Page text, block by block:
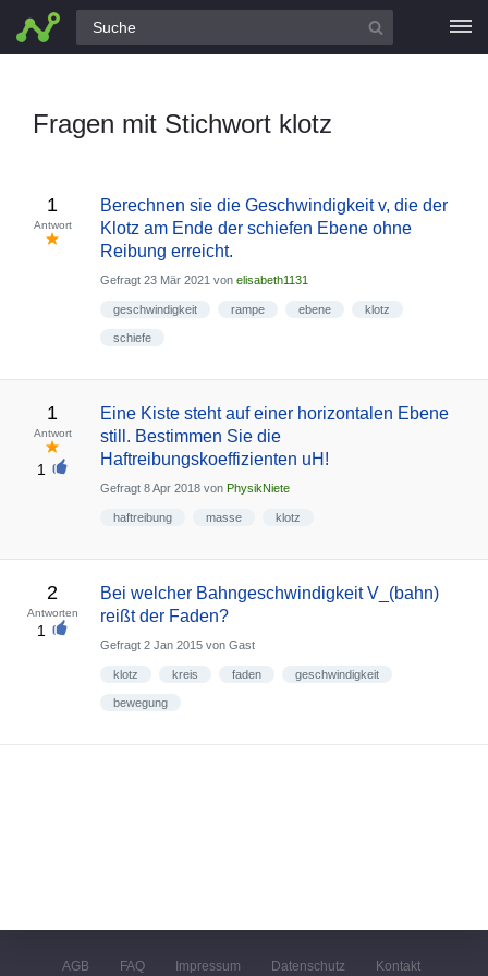
Alle Fragen
Fragen mit Stichwort klotz
1
Antwort
Berechnen sie die Geschwindigkeit v, die der
Klotz am Ende der schiefen Ebene ohne
Reibung erreicht.
Gefragt 23 Mär 2021 von elisabeth1131
geschwindigkeit rampe ebene klotz
schiefe
1
Antwort
1
Eine Kiste steht auf einer horizontalen Ebene
still. Bestimmen Sie die
Haftreibungskoeffizienten uH!
Gefragt 8 Apr 2018 von PhysikNiete
haftreibung masse klotz
2
Antworten
1
Bei welcher Bahngeschwindigkeit V_(bahn)
reißt der Faden?
Gefragt 2 Jan 2015 von Gast
klotz kreis faden geschwindigkeit
bewegung
AGB FAQ Impressum Datenschutz Kontakt